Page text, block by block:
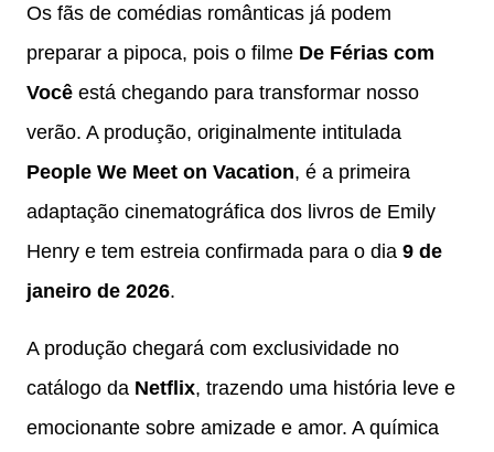
Os fãs de comédias românticas já podem
preparar a pipoca, pois o filme De Férias com
Você está chegando para transformar nosso
verão. A produção, originalmente intitulada
People We Meet on Vacation, é a primeira
adaptação cinematográfica dos livros de Emily
Henry e tem estreia confirmada para o dia 9 de
janeiro de 2026.
A produção chegará com exclusividade no
catálogo da Netflix, trazendo uma história leve e
emocionante sobre amizade e amor. A química